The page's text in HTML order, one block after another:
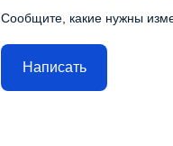
Сообщите, какие нужны
Написать